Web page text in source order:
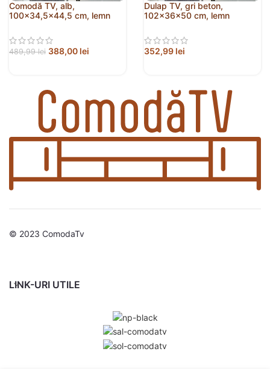
Comodă TV, alb,
100×34,5×44,5 cm, lemn
489,99lei 388,00 lei
Dulap TV, gri beton,
102x36x50 cm, lemn
352,99 lei
© 2023 ComodaTv
LINK-URI UTILE